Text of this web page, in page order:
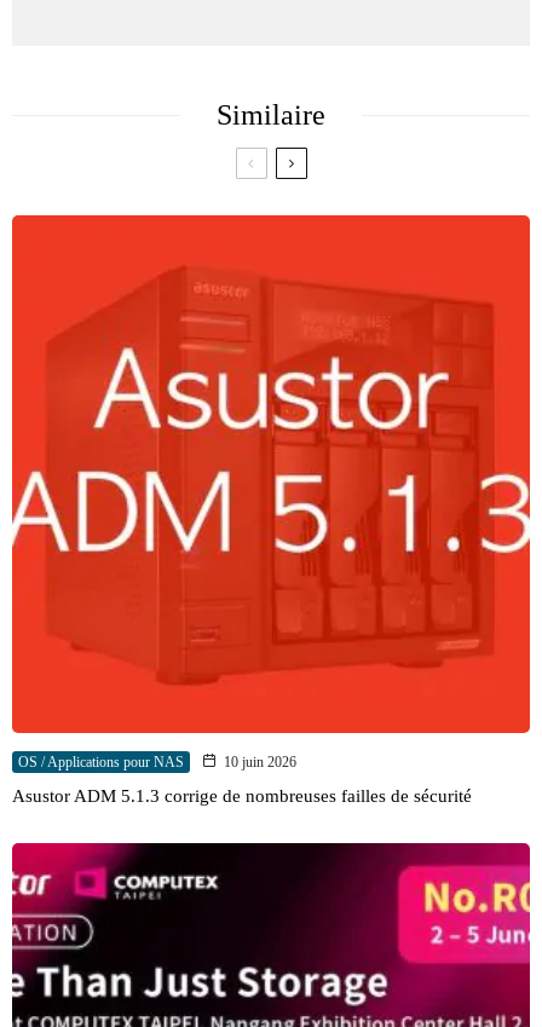
Similaire
OS / Applications pour NAS 10 juin 2026
Asustor ADM 5.1.3 corrige de nombreuses failles de sécurité